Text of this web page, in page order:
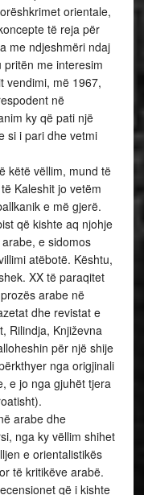
orientale,
të reja për
me ndjeshmëri ndaj
me interesim
vendimi, më 1967,
në
ky që pati një
si i pari dhe vetmi
këtë vëllim, mund të
Kaleshit jo vetëm
e më gjerë.
që kishte aq njohje
e sidomos
atëbotë. Kështu,
XX të paraqitet
arabe në
dhe revistat e
Rilindja, Književna
për një shije
nga origjinali
e jo nga gjuhët tjera
arabe dhe
nga ky vëllim shihet
e orientalistikës
të kritikëve arabë.
që i kishte